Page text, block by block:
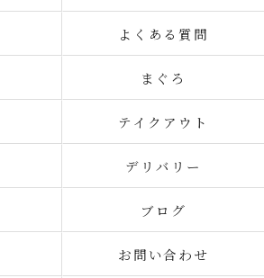
よくある質問
まぐろ
テイクアウト
デリバリー
ブログ
お問い合わせ